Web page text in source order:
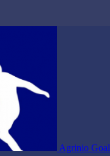
Agrinio Goal